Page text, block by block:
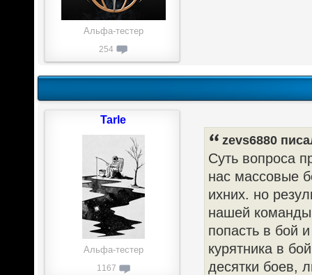
Альфа-тестер
254
zevs6880
Суть вопроса
нас массовые
ихних. но
нашей
попасть в бой
курятника в
десятки боев,
Tarle
Альфа-тестер
1167